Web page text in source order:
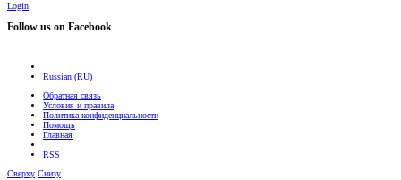
Login
Follow us on Facebook
Russian (RU)
Обратная связь
Условия и правила
Политика конфиденциальности
Помощь
Главная
RSS
Сверху Снизу